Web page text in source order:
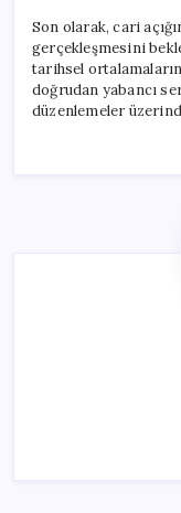
Son olarak, cari
gerçekleşmesini
tarihsel
doğrudan yabancı
düzenlemeler